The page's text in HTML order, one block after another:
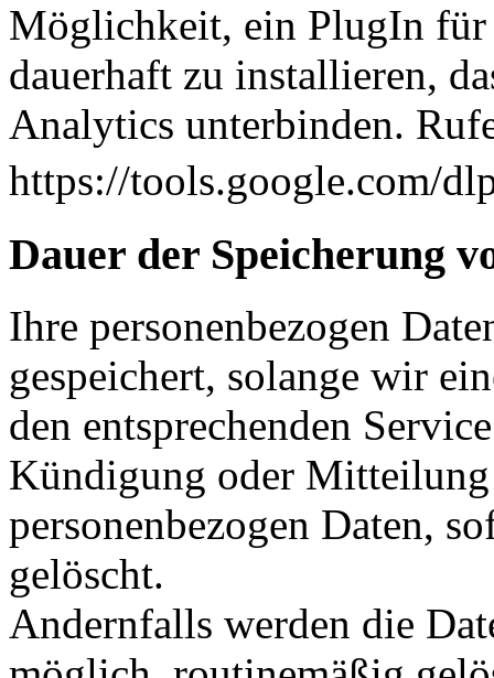
Möglichkeit, ein PlugIn für
dauerhaft zu installieren,
Analytics unterbinden.
https://tools.google.com/
Dauer der Speicherung
Ihre personenbezogen
gespeichert, solange wir
den entsprechenden
Kündigung oder
personenbezogen Daten,
gelöscht.
Andernfalls werden die